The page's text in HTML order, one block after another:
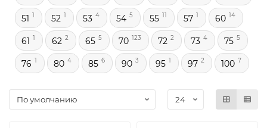
51 1 52 1 53 4 54 5 55 11 57 1 60 14
61 1 62 2 65 5 70 123 72 2 73 4 75 5
76 1 80 4 85 6 90 3 95 1 97 2 100 7